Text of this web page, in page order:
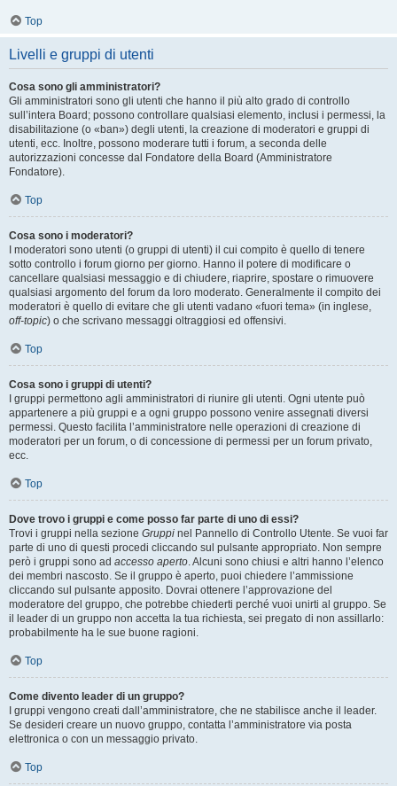
Top
Livelli e gruppi di utenti
Cosa sono gli amministratori?
Gli amministratori sono gli utenti che hanno il più alto grado di controllo
sull’intera Board; possono controllare qualsiasi elemento, inclusi i permessi, la
disabilitazione (o «ban») degli utenti, la creazione di moderatori e gruppi di
utenti, ecc. Inoltre, possono moderare tutti i forum, a seconda delle
autorizzazioni concesse dal Fondatore della Board (Amministratore
Fondatore).
Top
Cosa sono i moderatori?
I moderatori sono utenti (o gruppi di utenti) il cui compito è quello di tenere
sotto controllo i forum giorno per giorno. Hanno il potere di modificare o
cancellare qualsiasi messaggio e di chiudere, riaprire, spostare o rimuovere
qualsiasi argomento del forum da loro moderato. Generalmente il compito dei
moderatori è quello di evitare che gli utenti vadano «fuori tema» (in inglese,
off-topic) o che scrivano messaggi oltraggiosi ed offensivi.
Top
Cosa sono i gruppi di utenti?
I gruppi permettono agli amministratori di riunire gli utenti. Ogni utente può
appartenere a più gruppi e a ogni gruppo possono venire assegnati diversi
permessi. Questo facilita l’amministratore nelle operazioni di creazione di
moderatori per un forum, o di concessione di permessi per un forum privato,
ecc.
Top
Dove trovo i gruppi e come posso far parte di uno di essi?
Trovi i gruppi nella sezione Gruppi nel Pannello di Controllo Utente. Se vuoi far
parte di uno di questi procedi cliccando sul pulsante appropriato. Non sempre
però i gruppi sono ad accesso aperto. Alcuni sono chiusi e altri hanno l’elenco
dei membri nascosto. Se il gruppo è aperto, puoi chiedere l’ammissione
cliccando sul pulsante apposito. Dovrai ottenere l’approvazione del
moderatore del gruppo, che potrebbe chiederti perché vuoi unirti al gruppo. Se
il leader di un gruppo non accetta la tua richiesta, sei pregato di non assillarlo:
probabilmente ha le sue buone ragioni.
Top
Come divento leader di un gruppo?
I gruppi vengono creati dall’amministratore, che ne stabilisce anche il leader.
Se desideri creare un nuovo gruppo, contatta l’amministratore via posta
elettronica o con un messaggio privato.
Top